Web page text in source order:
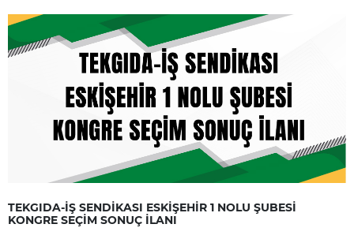
TEKGIDA-İŞ SENDİKASI ESKİŞEHİR 1 NOLU ŞUBESİ
KONGRE SEÇİM SONUÇ İLANI